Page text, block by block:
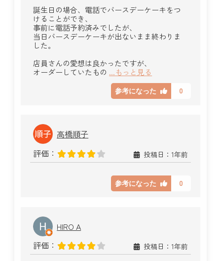
誕生日の場合、電話でバースデーケーキをつ
けることができ、
事前に電話予約済みでしたが、
当日バースデーケーキが出ないまま終わりま
した。
店員さんの愛想は良かったですが、
オーダーしていたもの ...もっと見る
参考になった 0
高橋順子
評価：
投稿日：1年前
参考になった 0
HIRO A
評価：
投稿日：1年前